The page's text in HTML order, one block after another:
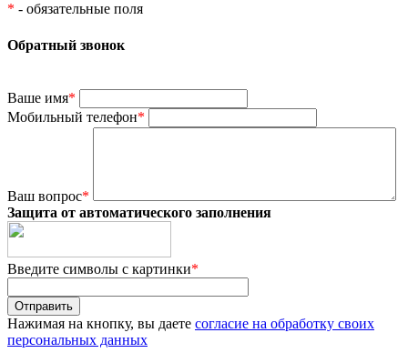
* - обязательные поля
Обратный звонок
Ваше имя*
Мобильный телефон*
Ваш вопрос*
Защита от автоматического заполнения
Введите символы с картинки*
Нажимая на кнопку, вы даете согласие на обработку своих
персональных данных